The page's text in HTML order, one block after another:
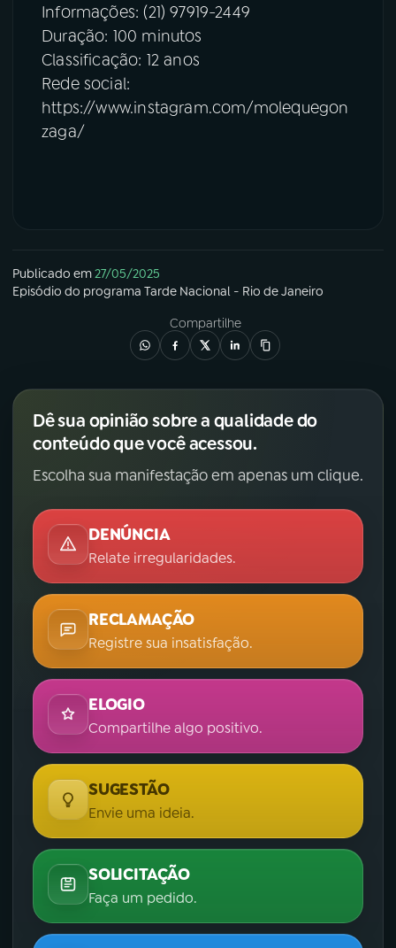
Informações: (21) 97919-2449
Duração: 100 minutos
Classificação: 12 anos
Rede social:
https://www.instagram.com/molequegon
zaga/
Publicado em27/05/2025
Episódio do programa Tarde Nacional - Rio de Janeiro
Compartilhe
Dê sua opinião sobre a qualidade do
conteúdo que você acessou.
Escolha sua manifestação em apenas um clique.
DENÚNCIA
Relate irregularidades.
RECLAMAÇÃO
Registre sua insatisfação.
ELOGIO
Compartilhe algo positivo.
SUGESTÃO
Envie uma ideia.
SOLICITAÇÃO
Faça um pedido.